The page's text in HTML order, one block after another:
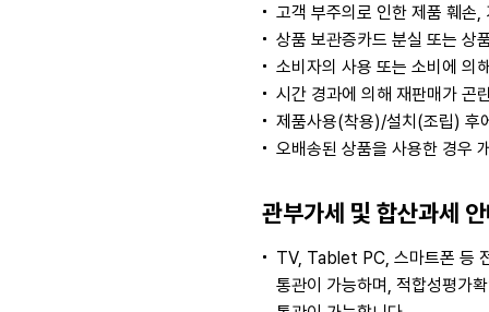
고객 부주의로 인한 제품 훼손
상품 보관증카드 분실 또는 상
소비자의 사용 또는 소비에 의
시간 경과에 의해 재판매가 곤
제품사용(착용)/설치(조립) 후
오배송된 상품을 사용한 경우
관부가세 및 합산과세
TV, Tablet PC, 스마트폰 등
통관이 가능하며, 적합성평가